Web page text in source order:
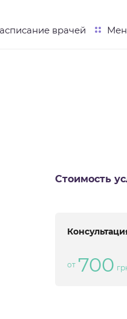
врачей
Стоимость
от 700